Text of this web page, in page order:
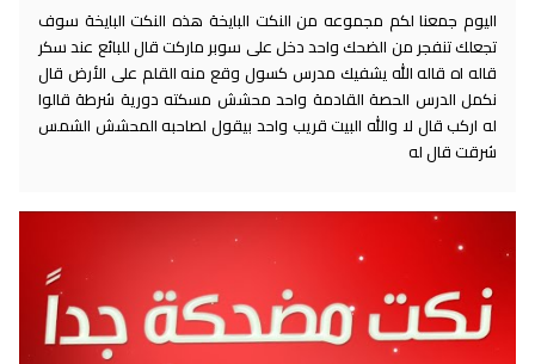
اليوم جمعنا لكم مجموعه من النكت البايخة هذه النكت البايخة سوف
تجعلك تنفجر من الضحك واحد دخل على سوبر ماركت قال للبائع عند سكر
قاله اه قاله الله يشفيك مدرس كسول وقع منه القلم على الأرض قال
نكمل الدرس الحصة القادمة واحد محشش مسكته دورية شرطة قالوا
له اركب قال لا والله البيت قريب واحد بيقول لصاحبه المحشش الشمس
شرقت قال له